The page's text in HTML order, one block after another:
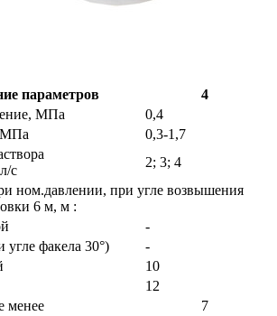
параметров
4
МПа
0,4
МПа
0,3-1,7
с
2; 3; 4
ном.давлении, при угле возвышения
6 м, м :
-
факела 30°)
-
10
12
менее
7